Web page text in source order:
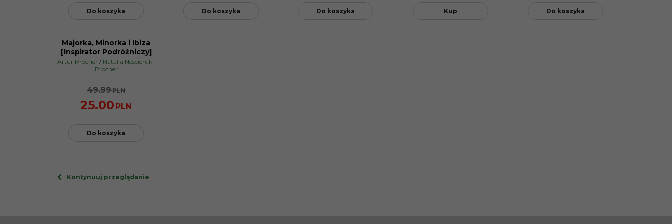
Do koszyka Do koszyka Do koszyka Kup Do koszyka
PROMOCJA
Majorka, Minorka i Ibiza
[Inspirator Podróżniczy]
Artur Procner / Natalia Nescieruk-
Procner
49.99PLN
25.00 PLN
Do koszyka
Kontynuuj przeglądanie